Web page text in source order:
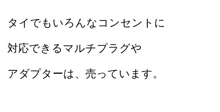
タイでもいろんなコンセントに
対応できるマルチプラグや
アダプターは、 売っています。